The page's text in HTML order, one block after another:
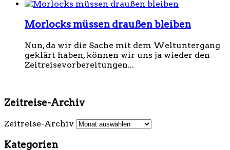
Morlocks müssen draußen bleiben
Nun, da wir die Sache mit dem Weltuntergang
geklärt haben, können wir uns ja wieder den
Zeitreisevorbereitungen...
Zeitreise-Archiv
Zeitreise-Archiv
Kategorien